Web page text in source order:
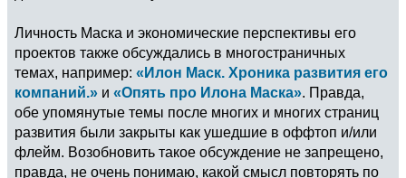
Личность Маска и экономические перспективы его
проектов также обсуждались в многостраничных
темах, например: «Илон Маск. Хроника развития его
компаний.» и «Опять про Илона Маска». Правда,
обе упомянутые темы после многих и многих страниц
развития были закрыты как ушедшие в оффтоп и/или
флейм. Возобновить такое обсуждение не запрещено,
правда, не очень понимаю, какой смысл повторять по